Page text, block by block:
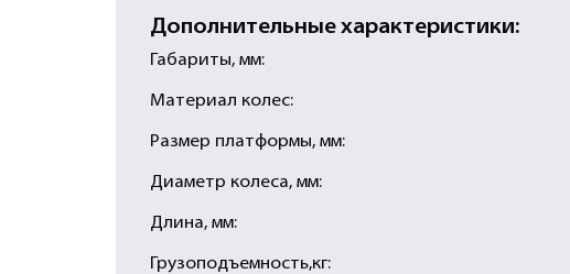
Дополнительные характеристики:
Габариты, мм:
Материал колес:
Размер платформы, мм:
Диаметр колеса, мм:
Длина, мм:
Грузоподъемность,кг: